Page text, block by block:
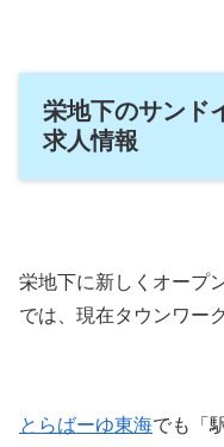
栄地下のサンド
求人情報
栄地下に新しくオープ
では、現在タウンワー
とらばーゆ東海でも「